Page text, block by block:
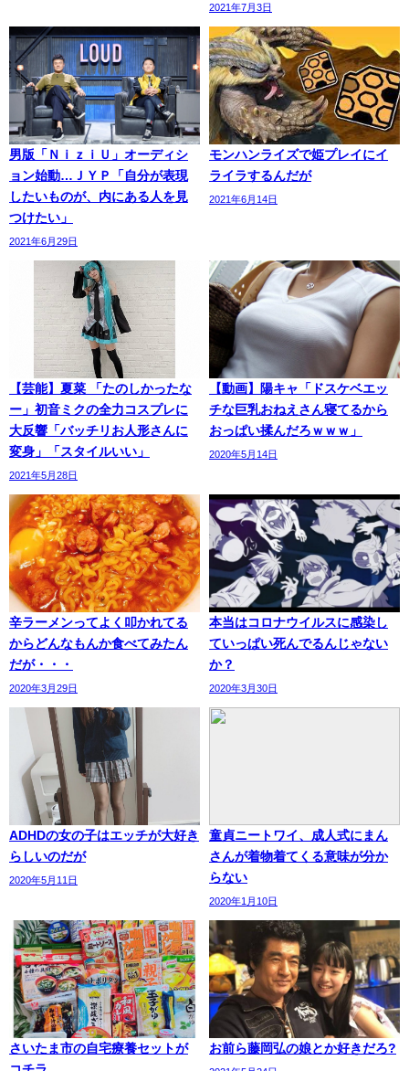
2021年7月3日
男版「ＮｉｚｉＵ」オーディシ
ョン始動…ＪＹＰ「自分が表現
したいものが、内にある人を見
つけたい」
2021年6月29日
モンハンライズで姫プレイにイ
ライラするんだが
2021年6月14日
【芸能】夏菜 「たのしかったな
ー」初音ミクの全力コスプレに
大反響「バッチリお人形さんに
変身」「スタイルいい」
2021年5月28日
【動画】陽キャ「ドスケベエッ
チな巨乳おねえさん寝てるから
おっぱい揉んだろｗｗｗ」
2020年5月14日
辛ラーメンってよく叩かれてる
からどんなもんか食べてみたん
だが・・・
2020年3月29日
本当はコロナウイルスに感染し
ていっぱい死んでるんじゃない
か？
2020年3月30日
ADHDの女の子はエッチが大好き
らしいのだが
2020年5月11日
童貞ニートワイ、成人式にまん
さんが着物着てくる意味が分か
らない
2020年1月10日
さいたま市の自宅療養セットが
お前ら藤岡弘の娘とか好きだろ?